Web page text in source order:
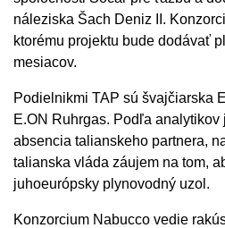
náleziska Šach Deniz II.
ktorému projektu bude dodávať
mesiacov.
Podielnikmi TAP sú švajčiarska
E.ON Ruhrgas. Podľa analytikov
absencia talianskeho partnera,
talianska vláda záujem na tom,
juhoeurópsky plynovodný uzol.
Konzorcium Nabucco vedie